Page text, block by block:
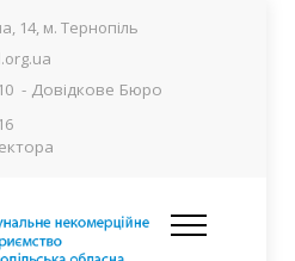
14, м. Тернопіль
- Довідкове Бюро